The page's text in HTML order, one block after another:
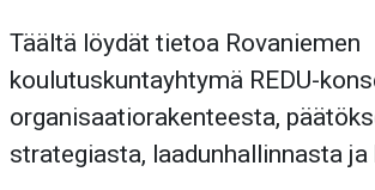
Täältä löydät tietoa Rovaniemen
koulutuskuntayhtymä REDU-
organisaatiorakenteesta,
strategiasta, laadunhallinnasta